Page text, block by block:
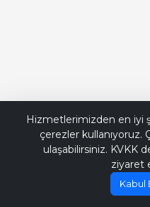
Hizmetlerimizden en iyi
çerezler kullanıyoruz.
ulaşabilirsiniz. KVKK
ziyaret
Kabul